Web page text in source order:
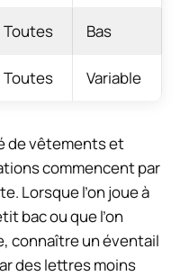
Toutes Bas
Toutes Variable
de vêtements et
commencent par
Lorsque l’on joue à
bac ou que l’on
connaître un éventail
des lettres moins